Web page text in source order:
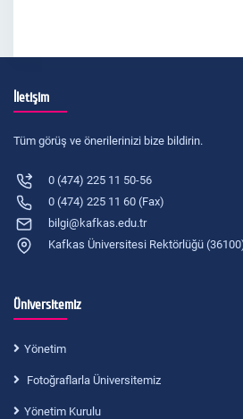
İletişim
Tüm görüş ve önerilerinizi bize bildirin.
0 (474) 225 11 50-56
0 (474) 225 11 60 (Fax)
bilgi@kafkas.edu.tr
Kafkas Üniversitesi Rektörlüğü
Üniversitemiz
Yönetim
Fotoğraflarla Üniversitemiz
Yönetim Kurulu